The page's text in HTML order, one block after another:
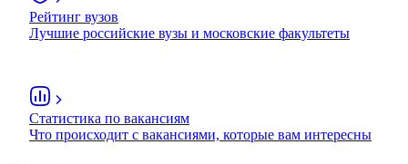
Рейтинг вузов
Лучшие российские вузы и московские факультеты
Статистика по вакансиям
Что происходит с вакансиями, которые вам интересны